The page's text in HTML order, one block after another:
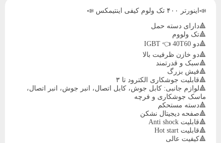
🔺کیفیت عالی
📣اینورتر ۴۰۰ تک ولوم کیفی اینتیمکس 📣
🔺دارای دسته حمل
🔺تک ولووم
🔺دو IGBT 👈 40T60
🔺دو خازن ظرفیت بالا
🔺سبک و قدرتمند
🔺فیش بزرگ
🔺قابلیت جوشکاری الکترود تا ۳
🔺لوازم جانبی: کابل جوش، کابل اتصال، انبر جوش، انبر اتصال،
ماسک جوشکاری و فرچه
🔺دسته مستحکم
🔺صفحه دیجیتال نشکن
🔺قابلیت Anti shock
🔺قابلیت Hot start
🔺کیفیت عالی